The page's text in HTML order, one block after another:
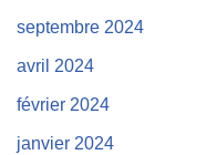
septembre 2024
avril 2024
février 2024
janvier 2024